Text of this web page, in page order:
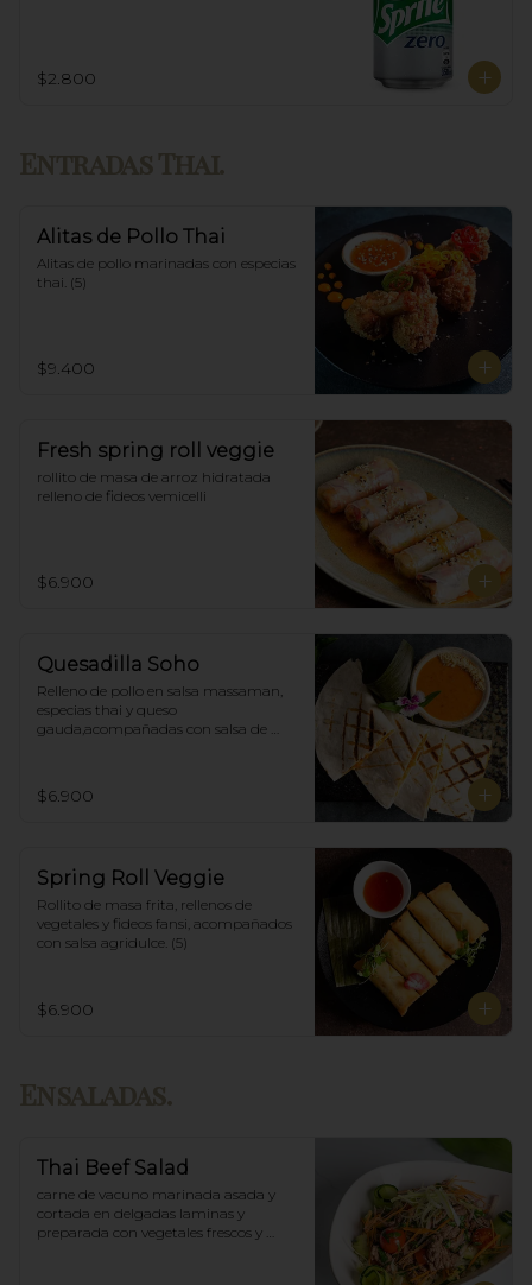
$2.800
Entradas Thai.
Alitas de Pollo Thai
Alitas de pollo marinadas con especias
thai. (5)
$9.400
Fresh spring roll veggie
rollito de masa de arroz hidratada
relleno de fideos vemicelli
$6.900
Quesadilla Soho
Relleno de pollo en salsa massaman,
especias thai y queso
gauda,acompañadas con salsa de
$6.900
Spring Roll Veggie
Rollito de masa frita, rellenos de
vegetales y fideos fansi, acompañados
con salsa agridulce. (5)
$6.900
Ensaladas.
Thai Beef Salad
carne de vacuno marinada asada y
cortada en delgadas laminas y
preparada con vegetales frescos y